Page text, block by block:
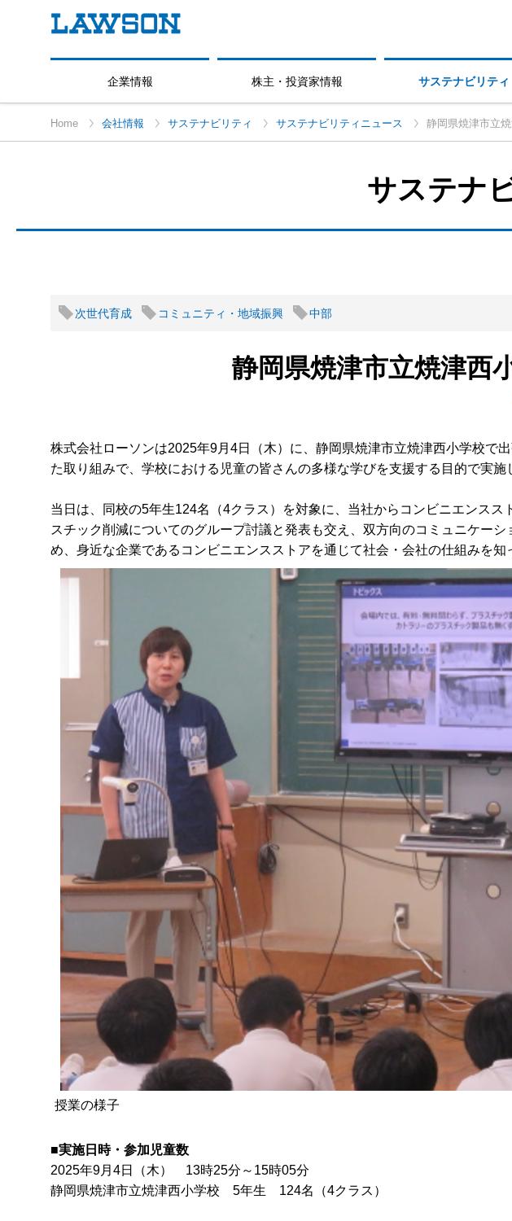
企業情報 株主・投資家情報 サステナビリティ
Home 会社情報 サステナビリティ サステナビリティニュース 静岡県焼津市立
サステナ
次世代育成 コミュニティ・地域振興 中部
静岡県焼津市立焼津西
株式会社ローソンは2025年9月4日（木）に、静岡県焼津市立焼津西小学校で
た取り組みで、学校における児童の皆さんの多様な学びを支援する目的で実施
当日は、同校の5年生124名（4クラス）を対象に、当社からコンビニエンス
スチック削減についてのグループ討議と発表も交え、双方向のコミュニケー
め、身近な企業であるコンビニエンスストアを通じて社会・会社の仕組みを知
授業の様子
■実施日時・参加児童数
2025年9月4日（木） 13時25分～15時05分
静岡県焼津市立焼津西小学校 5年生 124名（4クラス）